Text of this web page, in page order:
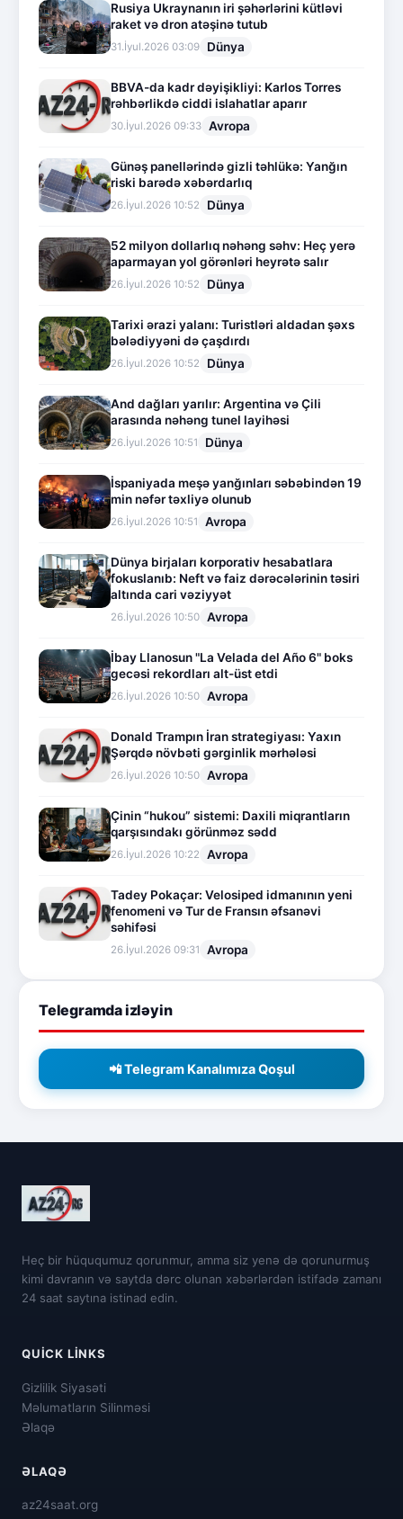
Rusiya Ukraynanın iri şəhərlərini kütləvi
raket və dron atəşinə tutub
31.İyul.2026 03:09 Dünya
BBVA-da kadr dəyişikliyi: Karlos Torres
rəhbərlikdə ciddi islahatlar aparır
30.İyul.2026 09:33 Avropa
Günəş panellərində gizli təhlükə: Yanğın
riski barədə xəbərdarlıq
26.İyul.2026 10:52 Dünya
52 milyon dollarlıq nəhəng səhv: Heç yerə
aparmayan yol görənləri heyrətə salır
26.İyul.2026 10:52 Dünya
Tarixi ərazi yalanı: Turistləri aldadan şəxs
bələdiyyəni də çaşdırdı
26.İyul.2026 10:52 Dünya
And dağları yarılır: Argentina və Çili
arasında nəhəng tunel layihəsi
26.İyul.2026 10:51 Dünya
İspaniyada meşə yanğınları səbəbindən 19
min nəfər təxliyə olunub
26.İyul.2026 10:51 Avropa
Dünya birjaları korporativ hesabatlara
fokuslanıb: Neft və faiz dərəcələrinin təsiri
altında cari vəziyyət
26.İyul.2026 10:50 Avropa
İbay Llanosun "La Velada del Año 6" boks
gecəsi rekordları alt-üst etdi
26.İyul.2026 10:50 Avropa
Donald Trampın İran strategiyası: Yaxın
Şərqdə növbəti gərginlik mərhələsi
26.İyul.2026 10:50 Avropa
Çinin “hukou” sistemi: Daxili miqrantların
qarşısındakı görünməz sədd
26.İyul.2026 10:22 Avropa
Tadey Pokaçar: Velosiped idmanının yeni
fenomeni və Tur de Fransın əfsanəvi
səhifəsi
26.İyul.2026 09:31 Avropa
Telegramda izləyin
📲 Telegram Kanalımıza Qoşul
Heç bir hüququmuz qorunmur, amma siz yenə də qorunurmuş
kimi davranın və saytda dərc olunan xəbərlərdən istifadə zamanı
24 saat saytına istinad edin.
QUICK LINKS
Gizlilik Siyasəti
Məlumatların Silinməsi
Əlaqə
ƏLAQƏ
az24saat.org